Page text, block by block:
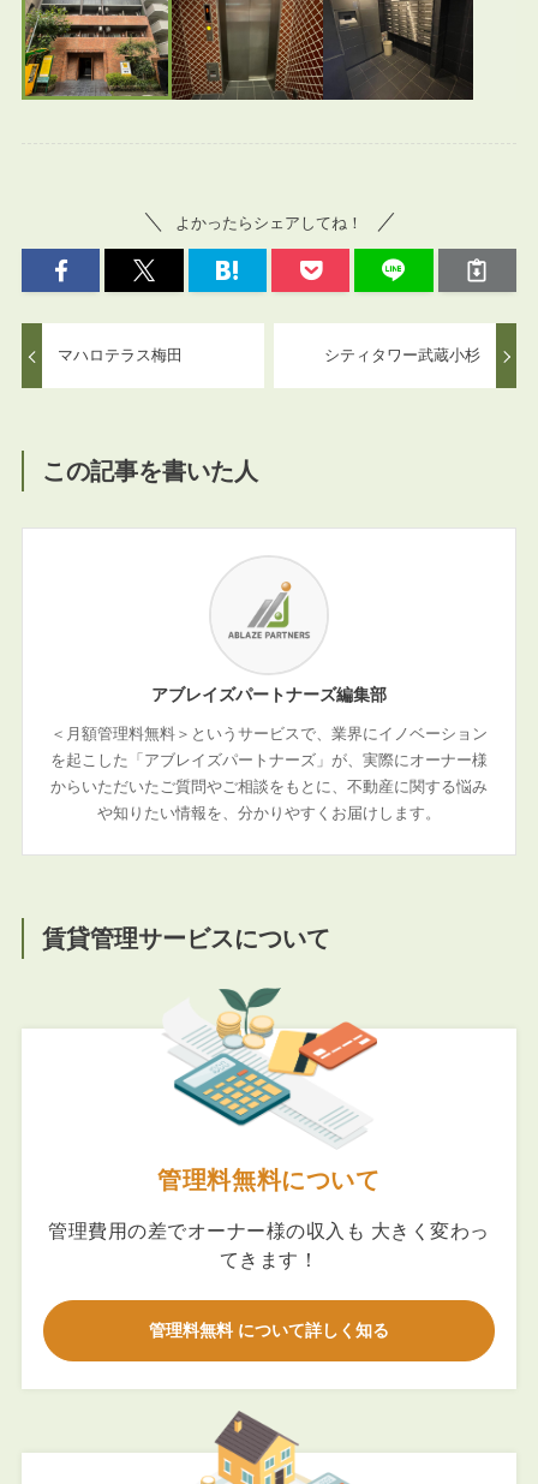
よかったらシェアしてね！
マハロテラス梅田 シティタワー武蔵小杉
この記事を書いた人
アブレイズパートナーズ編集部
＜月額管理料無料＞というサービスで、業界にイノベーション
を起こした「アブレイズパートナーズ」が、実際にオーナー様
からいただいたご質問やご相談をもとに、不動産に関する悩み
や知りたい情報を、分かりやすくお届けします。
賃貸管理サービスについて
管理料無料について
管理費用の差でオーナー様の収入も 大きく変わっ
てきます！
管理料無料 について詳しく知る